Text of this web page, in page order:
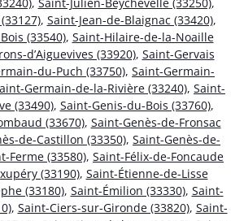
, Saint-Jean-de-Blaignac (33420),
(33540), Saint-Hilaire-de-la-Noaille
d’Aiguevives (33920), Saint-Gervais
du-Puch (33750), Saint-Germain-
Germain-de-la-Rivière (33240), Saint-
(33490), Saint-Genis-du-Bois (33760),
(33670), Saint-Genès-de-Fronsac
de-Castillon (33350), Saint-Genès-de-
Ferme (33580), Saint-Félix-de-Foncaude
(33190), Saint-Étienne-de-Lisse
(33180), Saint-Émilion (33330), Saint-
, Saint-Ciers-sur-Gironde (33820), Saint-